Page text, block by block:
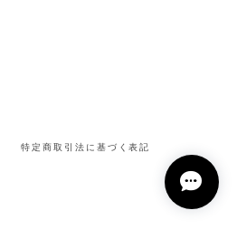
特定商取引法に基づく表記